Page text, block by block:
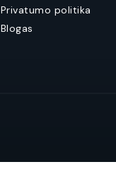
Privatumo politika
Blogas